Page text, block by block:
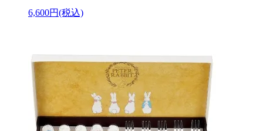
6,600円(税込)